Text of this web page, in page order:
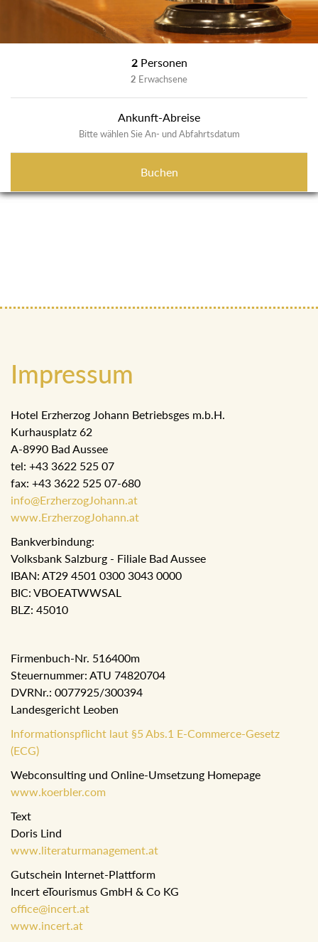
2 Personen
2 Erwachsene
Ankunft-Abreise
Bitte wählen Sie An- und Abfahrtsdatum
Buchen
Impressum
Hotel Erzherzog Johann Betriebsges m.b.H.
Kurhausplatz 62
A-8990 Bad Aussee
tel: +43 3622 525 07
fax: +43 3622 525 07-680
info@ErzherzogJohann.at
www.ErzherzogJohann.at
Bankverbindung:
Volksbank Salzburg - Filiale Bad Aussee
IBAN: AT29 4501 0300 3043 0000
BIC: VBOEATWWSAL
BLZ: 45010
Firmenbuch-Nr. 516400m
Steuernummer: ATU 74820704
DVRNr.: 0077925/300394
Landesgericht Leoben
Informationspflicht laut §5 Abs.1 E-Commerce-Gesetz
(ECG)
Webconsulting und Online-Umsetzung Homepage
www.koerbler.com
Text
Doris Lind
www.literaturmanagement.at
Gutschein Internet-Plattform
Incert eTourismus GmbH & Co KG
office@incert.at
www.incert.at